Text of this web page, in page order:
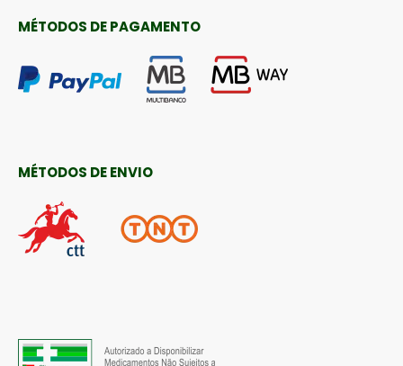
Preços de Expedição
MÉTODOS DE PAGAMENTO
MÉTODOS DE ENVIO